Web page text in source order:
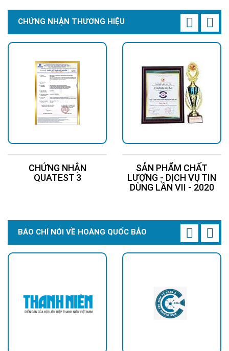
CHỨNG NHẬN THƯƠNG HIỆU
CHỨNG NHẬN
QUATEST 3
SẢN PHẨM CHẤT
LƯỢNG - DỊCH VỤ TIN
DÙNG LẦN VII - 2020
BÁO CHÍ NÓI VỀ HOÀNG QUỐC BẢO